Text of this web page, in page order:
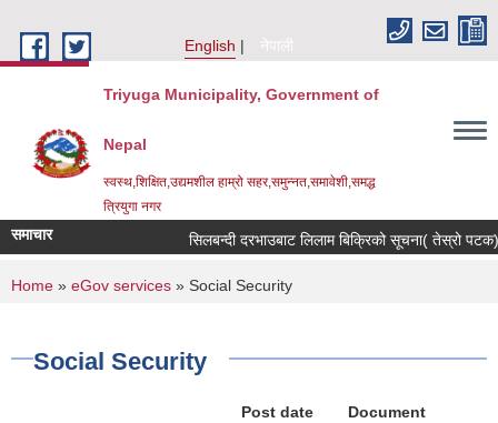
English
नेपाली
Triyuga Municipality, Government of
Nepal
स्वस्थ,शिक्षित,उद्यमशील हाम्रो सहर,समुन्नत,समावेशी,समद्ध
त्रियुगा नगर
समाचार सिलबन्दी दरभाउबाट लिलाम बिक्रिको सूचना( तेस्रो पटक) ।
You are here
Home » eGov services » Social Security
Social Security
Post date Document